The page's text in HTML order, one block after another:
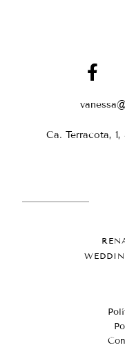
Ca. Terracota, 1,